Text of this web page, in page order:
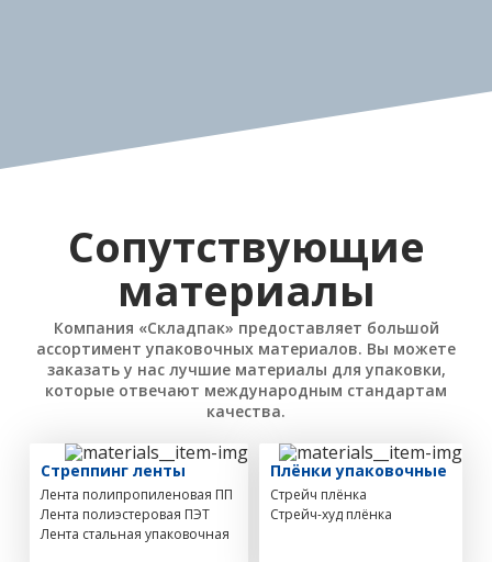
Сопутствующие
материалы
Компания «Складпак» предоставляет большой
ассортимент упаковочных материалов. Вы можете
заказать у нас лучшие материалы для упаковки,
которые отвечают международным стандартам
качества.
Стреппинг ленты
Лента полипропиленовая ПП
Лента полиэстеровая ПЭТ
Лента стальная упаковочная
Плёнки упаковочные
Стрейч плёнка
Стрейч-худ плёнка